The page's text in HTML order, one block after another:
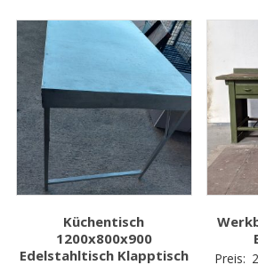
Küchentisch
1200x800x900
Edelstahltisch Klapptisch
Preis: